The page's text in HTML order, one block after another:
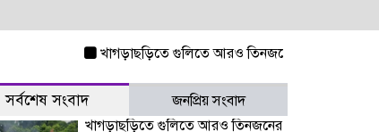
খাগড়াছড়িতে গুলিতে আরও তিনজনের নিহত
সর্বশেষ সংবাদ
জনপ্রিয় সংবাদ
খাগড়াছড়িতে গুলিতে আরও তিনজনের